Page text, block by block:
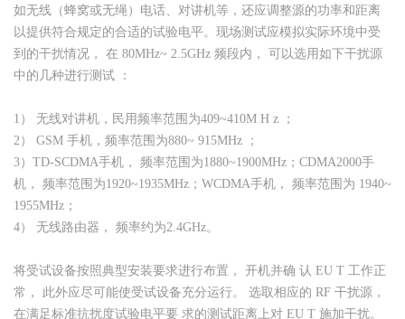
如无线（蜂窝或无绳）电话、对讲机等，还应调整源的功率和距离
以提供符合规定的合适的试验电平。现场测试应模拟实际环境中受
到的干扰情况， 在 80MHz~ 2.5GHz 频段内， 可以选用如下干扰源
中的几种进行测试 ：
1） 无线对讲机，民用频率范围为409~410M H z ；
2） GSM 手机，频率范围为880~ 915MHz ；
3）TD-SCDMA手机， 频率范围为1880~1900MHz；CDMA2000手
机， 频率范围为1920~1935MHz；WCDMA手机， 频率范围为 1940~
1955MHz；
4） 无线路由器， 频率约为2.4GHz。
将受试设备按照典型安装要求进行布置， 开机并确 认 EU T 工作正
常， 此外应尽可能使受试设备充分运行。 选取相应的 RF 干扰源，
在满足标准抗扰度试验电平要 求的测试距离上对 EU T 施加干扰。